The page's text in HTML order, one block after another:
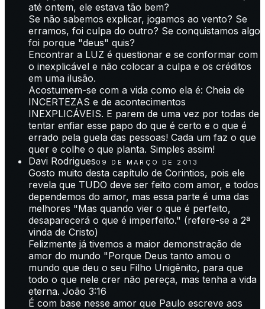
até ontem, ele estava tão bem?
Se não sabemos explicar, jogamos ao vento? Se
erramos, foi culpa do outro? Se conquistamos algo
foi porque "deus" quis?
Encontrar a LUZ é questionar e se conformar com
o inexplicável e não colocar a culpa e os créditos
em uma ilusão.
Acostumem-se com a vida como ela é: Cheia de
INCERTEZAS e de acontecimentos
INEXPLICÁVEIS. E parem de uma vez por todas de
tentar enfiar esse papo do que é certo e o que é
errado pela guela das pessoas! Cada um faz o que
quer e colhe o que planta. Simples assim!
Davi Rodrigues09 DE MARÇO DE 2013
Gosto muito desta capítulo de Corintios, pois ele
revela que TUDO deve ser feito com amor, e todos
dependemos do amor, mas essa parte é uma das
melhores "Mas quando vier o que é perfeito,
desaparecerá o que é imperfeito." (refere-se a 2ª
vinda de Cristo)
Felizmente já tivemos a maior demonstração de
amor do mundo "Porque Deus tanto amou o
mundo que deu o seu Filho Unigênito, para que
todo o que nele crer não pereça, mas tenha a vida
eterna. João 3:16
É com base nesse amor que Paulo escreve aos